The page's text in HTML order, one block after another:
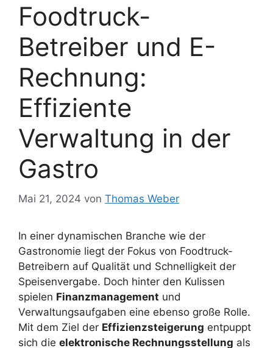
Foodtruck-
Betreiber und E-
Rechnung:
Effiziente
Verwaltung in der
Gastro
Mai 21, 2024 von Thomas Weber
In einer dynamischen Branche wie der
Gastronomie liegt der Fokus von Foodtruck-
Betreibern auf Qualität und Schnelligkeit der
Speisenvergabe. Doch hinter den Kulissen
spielen Finanzmanagement und
Verwaltungsaufgaben eine ebenso große Rolle.
Mit dem Ziel der Effizienzsteigerung entpuppt
sich die elektronische Rechnungsstellung als